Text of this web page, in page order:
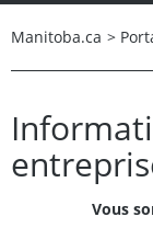
Manitoba.ca >
Vous